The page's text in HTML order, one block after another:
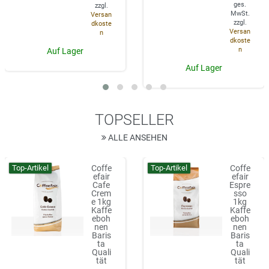
zzgl.
Versan
dkoste
n
Auf Lager
ges.
MwSt.
zzgl.
Versan
dkoste
n
Auf Lager
TOPSELLER
ALLE ANSEHEN
Top-Artikel
Coffe
efair
Cafe
Crem
e 1kg
Kaffe
eboh
nen
Baris
ta
Quali
tät
Top-Artikel
Coffe
efair
Espre
sso
1kg
Kaffe
eboh
nen
Baris
ta
Quali
tät